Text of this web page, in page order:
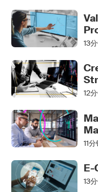
13
12
11
E-
13